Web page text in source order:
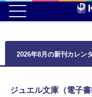
2026年8月の新刊カレン
ジュエル文庫（電子